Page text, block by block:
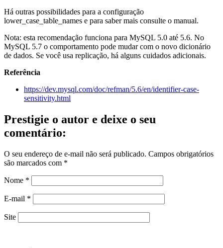
Há outras possibilidades para a configuração
lower_case_table_names e para saber mais consulte o manual.
Nota: esta recomendação funciona para MySQL 5.0 até 5.6. No
MySQL 5.7 o comportamento pode mudar com o novo dicionário
de dados. Se você usa replicação, há alguns cuidados adicionais.
Referência
https://dev.mysql.com/doc/refman/5.6/en/identifier-case-
sensitivity.html
Prestigie o autor e deixe o seu
comentário:
O seu endereço de e-mail não será publicado. Campos obrigatórios
são marcados com *
Nome *
E-mail *
Site